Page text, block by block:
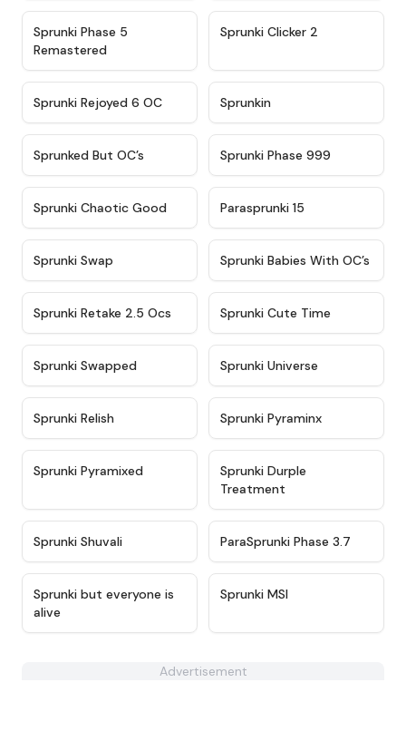
Sprunki Phase 5
Remastered
Sprunki Clicker 2
★ 4.4
Sprunki Rejoyed 6 OC Sprunkin
Sprunked But OC’s Sprunki Phase 999
★ 4.7
Sprunki Chaotic Good Parasprunki 15
Sprunki Swap ★ 4.8
Sprunki Babies With OC’s
★ 4.6
Sprunki Retake 2.5 Ocs Sprunki Cute Time
Sprunki Swapped Sprunki Universe
Sprunki Relish Sprunki Pyraminx
Sprunki Pyramixed
Sprunki Durple
Treatment
Sprunki Shuvali ★ 4.6
ParaSprunki Phase 3.7
★ 4.5
Sprunki but everyone is
alive
Sprunki MSI
Advertisement